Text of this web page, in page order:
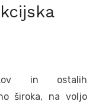
in ostalih
široka, na voljo